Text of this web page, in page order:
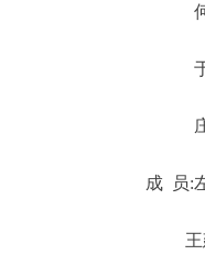
成 员:左